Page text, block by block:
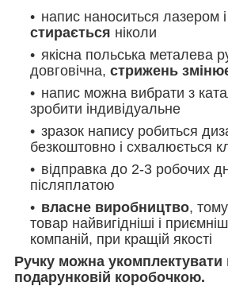
напис наноситься лазером і
стирається ніколи
якісна польська металева
довговічна, стрижень
напис можна вибрати з
зробити індивідуальне
зразок напису робиться
безкоштовно і схвалюється
відправка до 2-3 робочих
післяплатою
власне виробництво,
товар найвигідніші і
компаній, при кращій якості
Ручку можна укомплектувати
подарунковій коробочкою.